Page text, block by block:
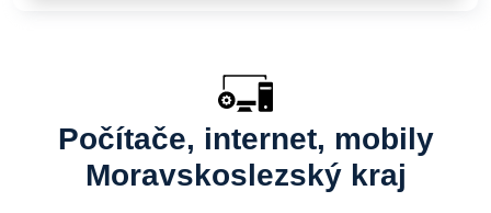
Počítače, internet, mobily
Moravskoslezský kraj